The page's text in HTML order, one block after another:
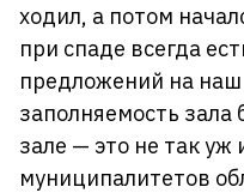
ходил, а потом
при спаде всегда
предложений на
заполняемость
зале — это не так
муниципалитетов